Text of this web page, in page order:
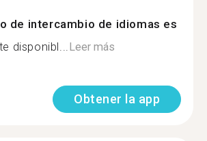
de intercambio de idiomas es
disponibl...Leer más
Obtener la app